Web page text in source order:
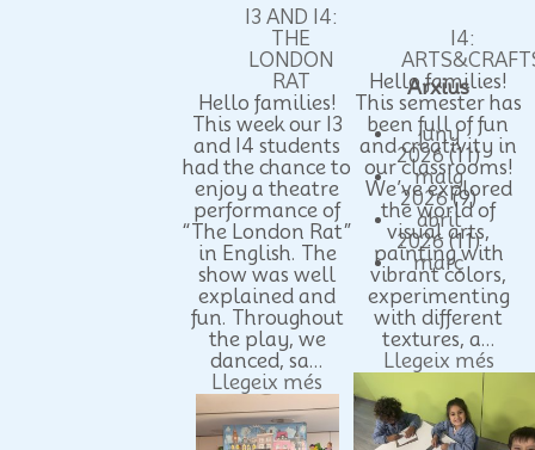
I3 AND I4:
THE
LONDON
RAT
Hello families!
This week our I3
and I4 students
had the chance to
enjoy a theatre
performance of
“The London Rat”
in English. The
show was well
explained and
fun. Throughout
the play, we
danced, sa...
Llegeix més
I4:
Hello families!
This semester has
been full of fun
and creativity in
our classrooms!
We’ve explored
the world of
visual arts,
painting with
vibrant colors,
experimenting
with different
textures, a...
Llegeix més
Arxius
juny
2026(11)
maig
2026(9)
abril
2026 (11)
març